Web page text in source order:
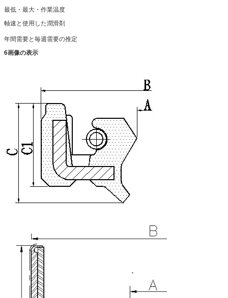
最低・最大・作業温度
軸速と使用した潤滑剤
年間需要と毎週需要の推定
6画像の表示